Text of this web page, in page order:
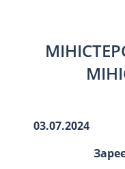
03.07.2024